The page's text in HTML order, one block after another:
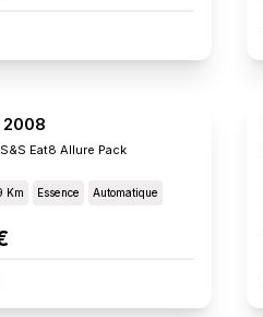
2008
Eat8 Allure Pack
Km Essence Automatique